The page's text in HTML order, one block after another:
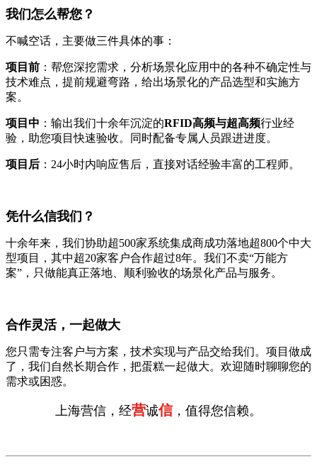
我们怎么帮您？
不喊空话，主要做三件具体的事：
项目前 ：帮您深挖需求，分析场景化应用中的各种不确定性与
技术难点，提前规避弯路，给出场景化的产品选型和实施方
案。
项目中 ：输出我们十余年沉淀的RFID高频与超高频行业经
验，助您项目快速验收。同时配备专属人员跟进进度。
项目后 ：24小时内响应售后，直接对话经验丰富的工程师。
凭什么信我们？
十余年来，我们协助超500家系统集成商成功落地超800个中大
型项目，其中超20家客户合作超过8年。我们不卖“万能方
案”，只做能真正落地、顺利验收的场景化产品与服务。
合作灵活，一起做大
您只需专注客户与方案，技术实现与产品交给我们。项目做成
了，我们自然长期合作，把蛋糕一起做大。欢迎随时聊聊您的
需求或困惑。
上海营信，经营诚信，值得您信赖。